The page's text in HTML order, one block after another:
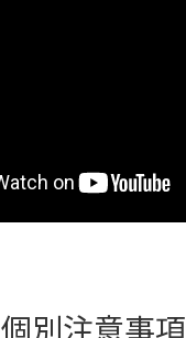
個別注意事項